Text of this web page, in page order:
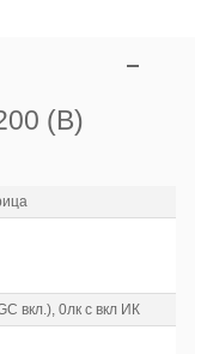
(B)
вкл.), 0лк с вкл ИК